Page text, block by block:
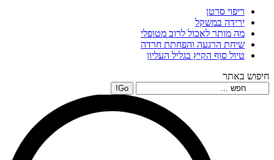
ריפוי סרטן
ירידה במשקל
מה מותר לאכול לרוב מטופלי
שיחת הרגעה והפחתת חרדה
טיול סוף הקיץ בגליל העליון
חיפוש באתר
Search: